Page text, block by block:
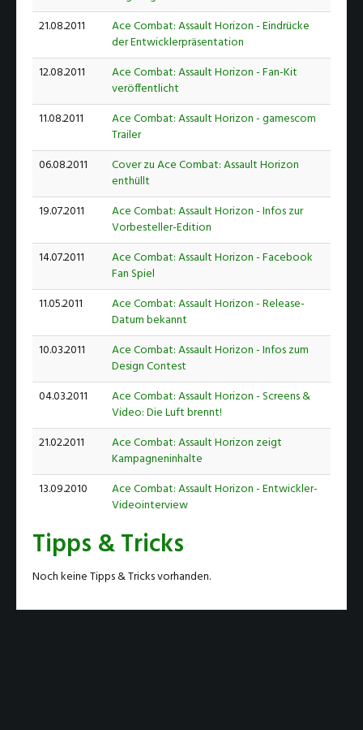
21.08.2011
Ace Combat: Assault Horizon - Eindrücke
der Entwicklerpräsentation
12.08.2011
Ace Combat: Assault Horizon - Fan-Kit
veröffentlicht
11.08.2011
Ace Combat: Assault Horizon - gamescom
Trailer
06.08.2011
Cover zu Ace Combat: Assault Horizon
enthüllt
19.07.2011
Ace Combat: Assault Horizon - Infos zur
Vorbesteller-Edition
14.07.2011
Ace Combat: Assault Horizon - Facebook
Fan Spiel
11.05.2011
Ace Combat: Assault Horizon - Release-
Datum bekannt
10.03.2011
Ace Combat: Assault Horizon - Infos zum
Design Contest
04.03.2011
Ace Combat: Assault Horizon - Screens &
Video: Die Luft brennt!
21.02.2011
Ace Combat: Assault Horizon zeigt
Kampagneninhalte
13.09.2010
Ace Combat: Assault Horizon - Entwickler-
Videointerview
Tipps & Tricks
Noch keine Tipps & Tricks vorhanden.